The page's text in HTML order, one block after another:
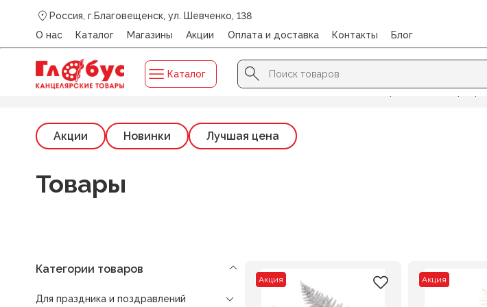
Россия, г.Благовещенск, ул. Шевченко, 138
О нас
Каталог Магазины Акции Оплата и доставка Контакты Блог
Каталог
Search
for:
Search Button
Главная /Каталог/ ДЛЯ ПРАЗДНИКА И ПОЗДРАВЛЕНИЙ/Новый год/Украшение интерьера
Акции Новинки Лучшая цена
Товары
Категории товаров
Для праздника и поздравлений
Акция Акция